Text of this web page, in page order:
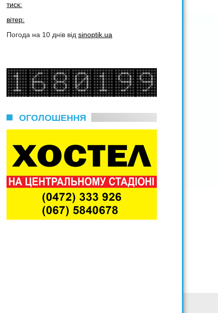
тиск:
вітер:
Погода на 10 днів від sinoptik.ua
ОГОЛОШЕННЯ